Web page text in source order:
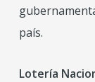
país.
Lotería